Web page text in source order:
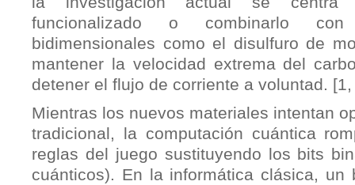
funcionalizado o combinarlo
bidimensionales como el disulfuro de
mantener la velocidad extrema del
detener el flujo de corriente a voluntad.
Mientras los nuevos materiales intentan
tradicional, la computación cuántica
reglas del juego sustituyendo los bits
cuánticos). En la informática clásica, un